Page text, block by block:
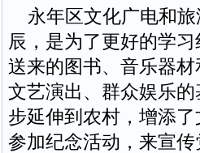
永年区文化广电和旅
辰，是为了更好的学
送来的图书、音乐器
文艺演出、群众娱乐
步延伸到农村，增添
参加纪念活动，来宣